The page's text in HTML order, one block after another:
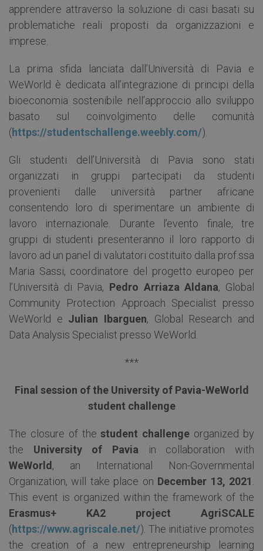
apprendere attraverso la soluzione di casi basati su
problematiche reali proposti da organizzazioni e
imprese.
La prima sfida lanciata dall’Università di Pavia e
WeWorld è dedicata all’integrazione di principi della
bioeconomia sostenibile nell’approccio allo sviluppo
basato sul coinvolgimento delle comunità
(https://studentschallenge.weebly.com/).
Gli studenti dell’Università di Pavia sono stati
organizzati in gruppi partecipati da studenti
provenienti dalle università partner africane
consentendo loro di sperimentare un ambiente di
lavoro internazionale. Durante l’evento finale, tre
gruppi di studenti presenteranno il loro rapporto di
lavoro ad un panel di valutatori costituito dalla prof.ssa
Maria Sassi, coordinatore del progetto europeo per
l’Università di Pavia, Pedro Arriaza Aldana, Global
Community Protection Approach Specialist presso
WeWorld e Julian Ibarguen, Global Research and
Data Analysis Specialist presso WeWorld.
***
Final session of the University of Pavia-WeWorld
student challenge
The closure of the student challenge organized by
the University of Pavia in collaboration with
WeWorld, an International Non-Governmental
Organization, will take place on December 13, 2021
This event is organized within the framework of the
Erasmus+ KA2 project AgriSCALE
(https://www.agriscale.net/). The initiative promotes
the creation of a new entrepreneurship learning